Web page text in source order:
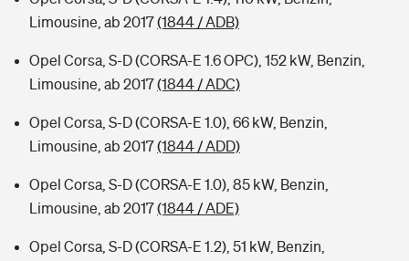
Limousine, ab 2017(1844 / ADB)
Opel Corsa, S-D (CORSA-E 1.6 OPC), 152 kW, Benzin,
Limousine, ab 2017(1844 / ADC)
Opel Corsa, S-D (CORSA-E 1.0), 66 kW, Benzin,
Limousine, ab 2017(1844 / ADD)
Opel Corsa, S-D (CORSA-E 1.0), 85 kW, Benzin,
Limousine, ab 2017(1844 / ADE)
Opel Corsa, S-D (CORSA-E 1.2), 51 kW, Benzin,